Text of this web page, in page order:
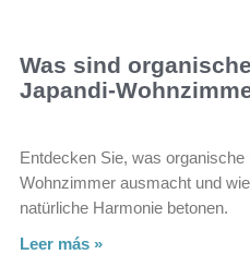
Was sind
Japandi-
Entdecken Sie, was
Wohnzimmer ausmacht und
natürliche Harmonie betonen.
Leer más »